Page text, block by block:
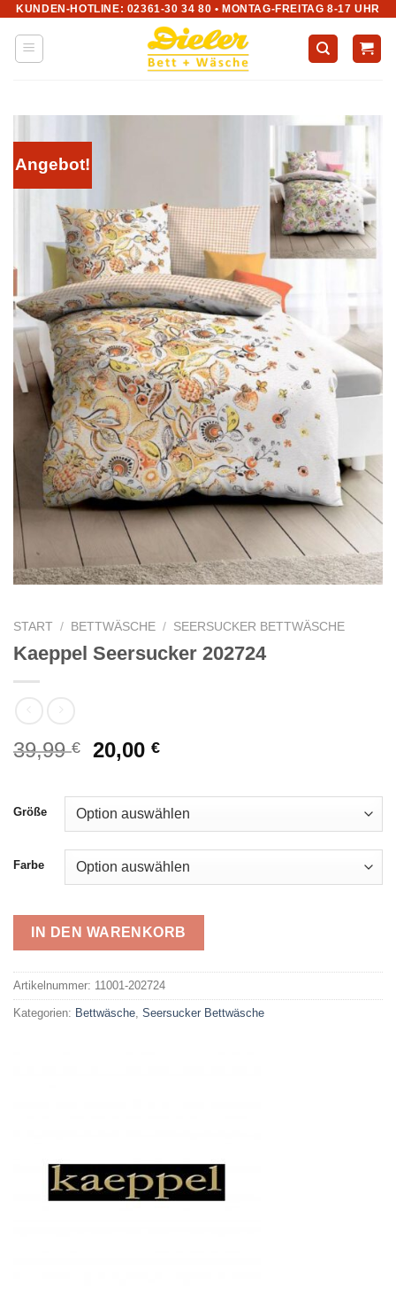
Zum
Inhalt
springen
KUNDEN-HOTLINE: 02361-30 34 80 • MONTAG-FREITAG 8-17 UHR
Angebot!
START / BETTWÄSCHE / SEERSUCKER BETTWÄSCHE
Kaeppel Seersucker 202724
39,99€
Ursprünglicher
war:
39,99 €
20,00€Aktueller
ist:
20,00 €.
Größe
Farbe
IN DEN WARENKORB
Artikelnummer: 11001-202724
Kategorien: Bettwäsche Seersucker Bettwäsche